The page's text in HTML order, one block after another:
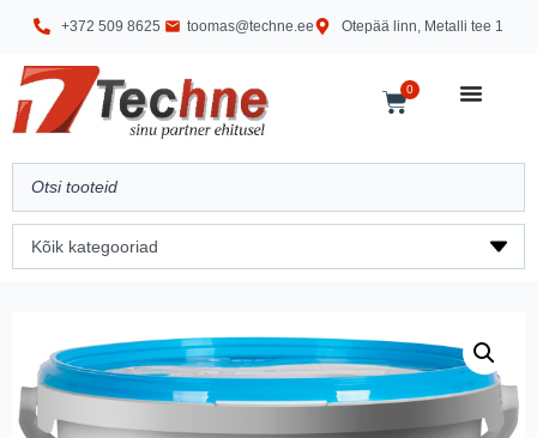
+372 509 8625 toomas@techne.ee Otepää linn, Metalli tee 1
0